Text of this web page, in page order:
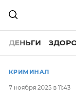
ДЕНЬГИ
КРИМИНАЛ
7 ноября 2025 в 11:43